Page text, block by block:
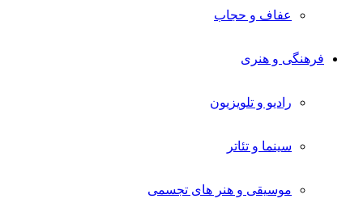
عفاف و حجاب
فرهنگی و هنری
رادیو و تلویزیون
سینما و تئاتر
موسیقی و هنر های تجسمی